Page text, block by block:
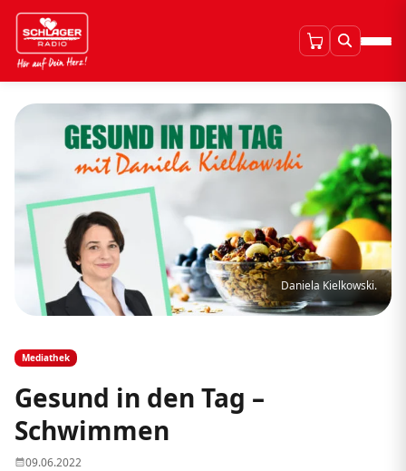
Daniela Kielkowski.
Mediathek
Gesund in den Tag –
Schwimmen
09.06.2022